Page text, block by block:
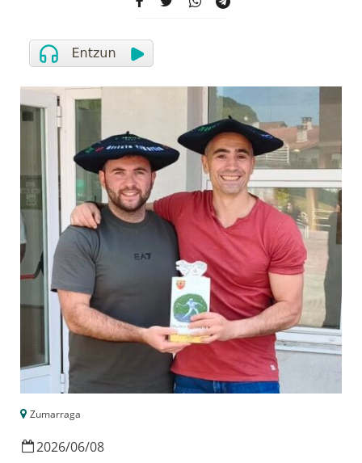
Zumarraga
2026/06/08